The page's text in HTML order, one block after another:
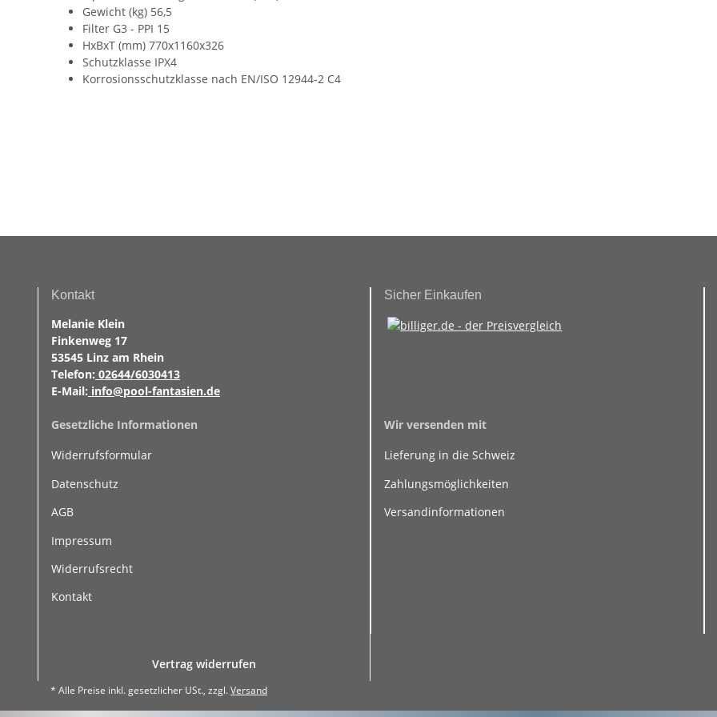
Gewicht (kg) 56,5
Filter G3 - PPI 15
HxBxT (mm) 770x1160x326
Schutzklasse IPX4
Korrosionsschutzklasse nach EN/ISO 12944-2 C4
Kontakt
Melanie Klein
Finkenweg 17
53545 Linz am Rhein
Telefon: 02644/6030413
E-Mail: info@pool-fantasien.de
Sicher Einkaufen
Gesetzliche Informationen
Widerrufsformular
Datenschutz
AGB
Impressum
Widerrufsrecht
Kontakt
Wir versenden mit
Lieferung in die Schweiz
Zahlungsmöglichkeiten
Versandinformationen
Vertrag widerrufen
* Alle Preise inkl. gesetzlicher USt., zzgl.Versand